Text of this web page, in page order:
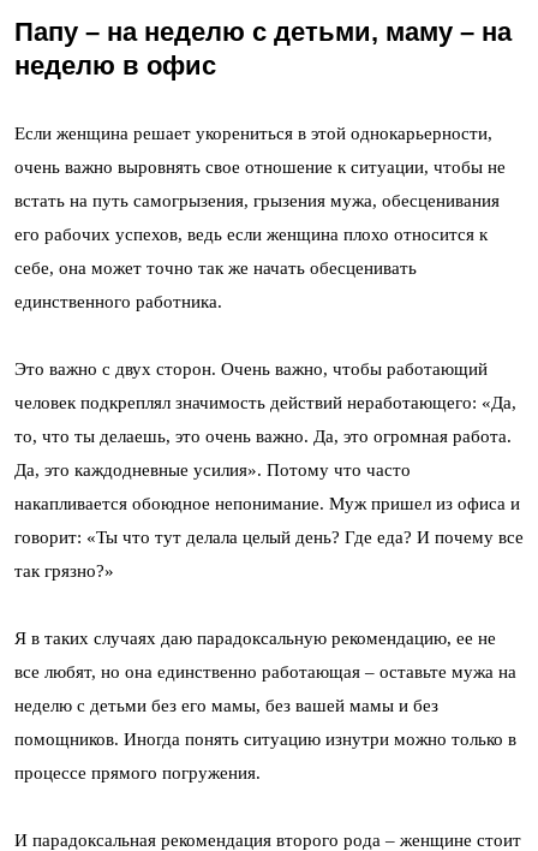
Папу – на неделю с детьми, маму – на
неделю в офис
Если женщина решает укорениться в этой однокарьерности,
очень важно выровнять свое отношение к ситуации, чтобы не
встать на путь самогрызения, грызения мужа, обесценивания
его рабочих успехов, ведь если женщина плохо относится к
себе, она может точно так же начать обесценивать
единственного работника.
Это важно с двух сторон. Очень важно, чтобы работающий
человек подкреплял значимость действий неработающего: «Да,
то, что ты делаешь, это очень важно. Да, это огромная работа.
Да, это каждодневные усилия». Потому что часто
накапливается обоюдное непонимание. Муж пришел из офиса и
говорит: «Ты что тут делала целый день? Где еда? И почему все
так грязно?»
Я в таких случаях даю парадоксальную рекомендацию, ее не
все любят, но она единственно работающая – оставьте мужа на
неделю с детьми без его мамы, без вашей мамы и без
помощников. Иногда понять ситуацию изнутри можно только в
процессе прямого погружения.
И парадоксальная рекомендация второго рода – женщине стоит